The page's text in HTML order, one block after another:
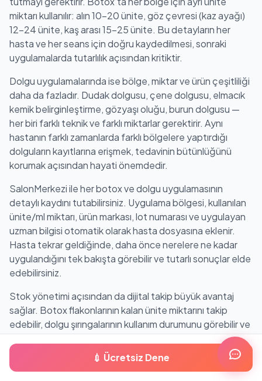
miktarı kullanılır: alın 10-20 ünite, göz çevresi (kaz ayağı)
12-24 ünite, kaş arası 15-25 ünite. Bu detayların her
hasta ve her seans için doğru kaydedilmesi, sonraki
uygulamalarda tutarlılık açısından kritiktir.
Dolgu uygulamalarında ise bölge, miktar ve ürün çeşitliliği
daha da fazladır. Dudak dolgusu, çene dolgusu, elmacık
kemik belirginleştirme, gözyaşı oluğu, burun dolgusu —
her biri farklı teknik ve farklı miktarlar gerektirir. Aynı
hastanın farklı zamanlarda farklı bölgelere yaptırdığı
dolguların kayıtlarına erişmek, tedavinin bütünlüğünü
korumak açısından hayati önemdedir.
SalonMerkezi ile her botox ve dolgu uygulamasının
detaylı kaydını tutabilirsiniz. Uygulama bölgesi, kullanılan
ünite/ml miktarı, ürün markası, lot numarası ve uygulayan
uzman bilgisi otomatik olarak hasta dosyasına eklenir.
Hasta tekrar geldiğinde, daha önce nerelere ne kadar
uygulandığını tek bakışta görebilir ve tutarlı sonuçlar elde
edebilirsiniz.
Stok yönetimi açısından da dijital takip büyük avantaj
sağlar. Botox flakonlarının kalan ünite miktarını takip
edebilir, dolgu şırıngalarının kullanım durumunu görebilir ve
son kullanma tarihi yaklaşan ürünler için uyarı alabilirsiniz.
Bu sayede hem israfı önler hem de her zaman yeterli
stokla çalışırsınız. Medikal ürünlerde stok takibi, maliyet
💉 Ücretsiz Dene